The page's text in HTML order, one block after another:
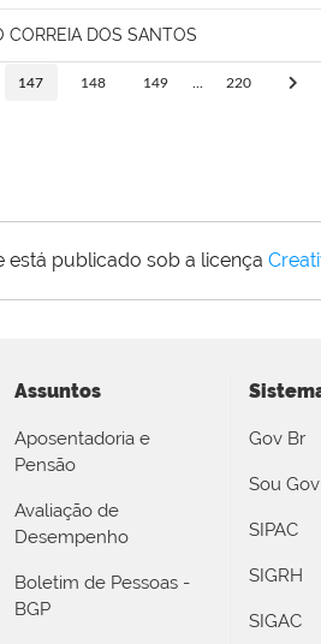
CORREIA DOS SANTOS
147 148 149 220
está publicado sob a licença
Assuntos
Aposentadoria e
Pensão
Avaliação de
Desempenho
Boletim de Pessoas -
BGP
Gov Br
Sou Gov
SIPAC
SIGRH
SIGAC